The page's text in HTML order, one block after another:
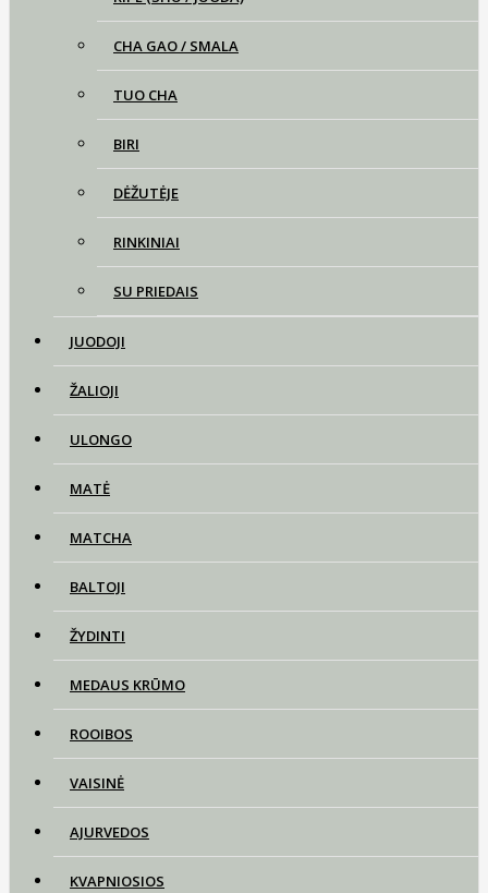
CHA GAO / SMALA
TUO CHA
BIRI
DĖŽUTĖJE
RINKINIAI
SU PRIEDAIS
JUODOJI
ŽALIOJI
ULONGO
MATĖ
MATCHA
BALTOJI
ŽYDINTI
MEDAUS KRŪMO
ROOIBOS
VAISINĖ
AJURVEDOS
KVAPNIOSIOS